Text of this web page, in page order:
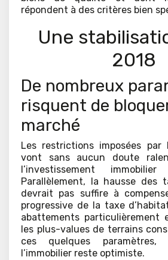
répondent à des critères bien
Une
2018
De nombreux
risquent de
marché
Les restrictions imposées par
vont sans aucun doute
l’investissement
Parallèlement, la hausse des
devrait pas suffire à
progressive de la taxe
abattements particulièrement
les plus-values de terrains
ces quelques
l’immobilier reste optimiste.